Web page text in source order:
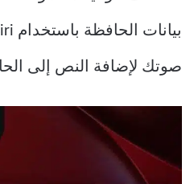
صوتك لإضافة النص إلى